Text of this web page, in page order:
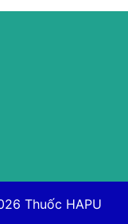
Thuốc HAPU